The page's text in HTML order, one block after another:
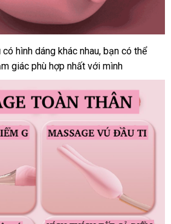
có hình dáng khác nhauở
đâu
, bạn tổng
hợp
có thể
giác phù hợp nhất tự
động
với mình